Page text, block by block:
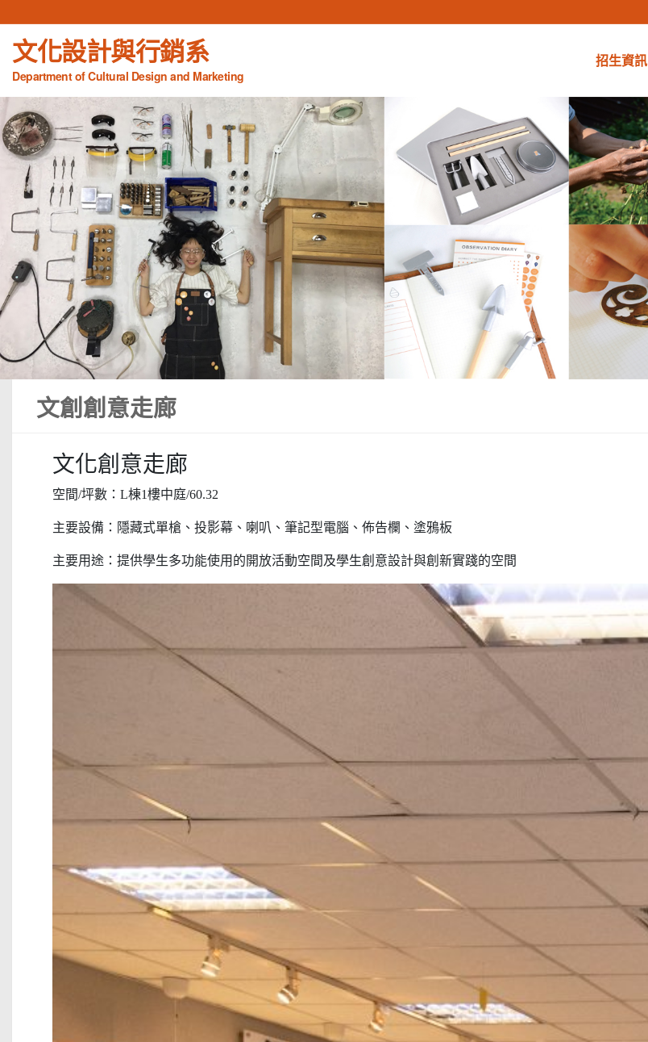
文化設計與行銷系
Department of Cultural Design and Marketing
招生資訊
文創創意走廊
文化創意走廊
空間/坪數：L棟1樓中庭/60.32
主要設備：隱藏式單槍、投影幕、喇叭、筆記型電腦、佈告欄、塗鴉板
主要用途：提供學生多功能使用的開放活動空間及學生創意設計與創新實踐的空間